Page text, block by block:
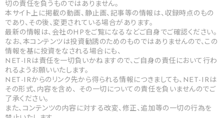
切の責任を負うものではありません。
本サイト上に掲載の動画、静止画、記事等の情報は、収録時点のもの
であり、その後、変更されている場合があります。
最新の情報は、会社のHPをご覧になるなどご自身でご確認ください。
なお、本コンテンツは投資勧誘のためのものではありませんので、この
情報を基に投資をなされる場合にも、
NET-IRは責任を一切負いかねますので、ご自身の責任において行わ
れるようお願いいたします。
NET-IRからのリンク先から得られる情報につきましても、NET-IRは
その形式、内容を含め、 その一切についての責任を負いませんのでご
了承ください。
また、コンテンツの内容に対する改変、修正、追加等の一切の行為を